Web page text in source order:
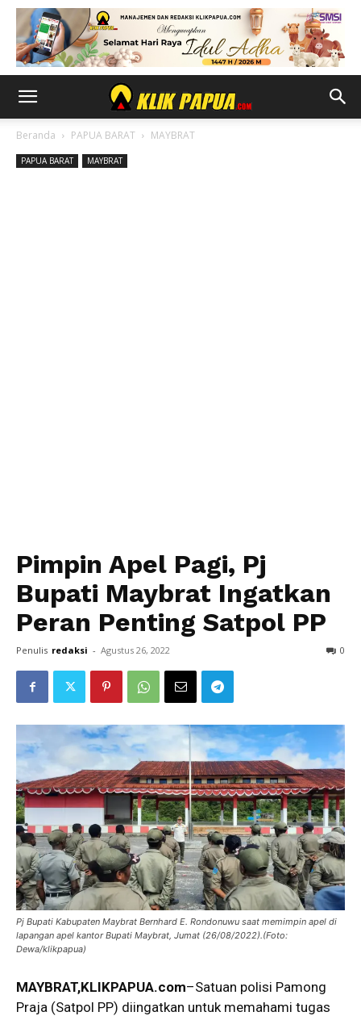
Beranda PAPUA BARAT MAYBRAT
PAPUA BARAT MAYBRAT
Pimpin Apel Pagi, Pj
Bupati Maybrat Ingatkan
Peran Penting Satpol PP
Penulis redaksi - Agustus 26, 2022 0
Pj Bupati Kabupaten Maybrat Bernhard E. Rondonuwu saat memimpin apel di
lapangan apel kantor Bupati Maybrat, Jumat (26/08/2022).(Foto:
Dewa/klikpapua)
MAYBRAT,KLIKPAPUA.com–Satuan polisi Pamong
Praja (Satpol PP) diingatkan untuk memahami tugas